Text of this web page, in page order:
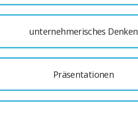
unternehmerisches Denken
Präsentationen